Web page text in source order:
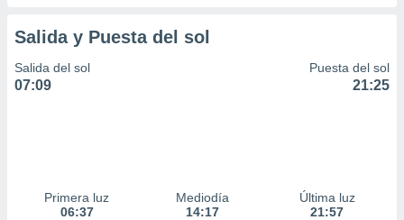
Salida y Puesta del sol
Salida del sol
07:09
Puesta del sol
21:25
Primera luz
06:37
Mediodía
14:17
Última luz
21:57